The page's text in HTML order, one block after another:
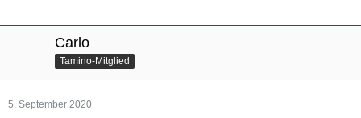
Carlo
Tamino-Mitglied
5. September 2020